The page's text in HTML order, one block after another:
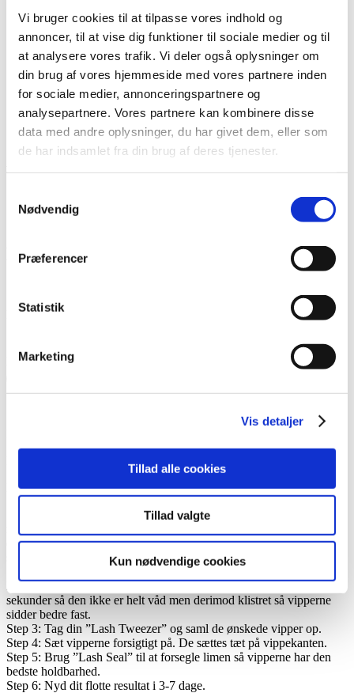
Vi bruger cookies til at tilpasse vores indhold og
annoncer, til at vise dig funktioner til sociale medier og til
at analysere vores trafik. Vi deler også oplysninger om
din brug af vores hjemmeside med vores partnere inden
for sociale medier, annonceringspartnere og
analysepartnere. Vores partnere kan kombinere disse
data med andre oplysninger, du har givet dem, eller som
de har indsamlet fra din brug af deres tjenester.
Nødvendig
Præferencer
Statistik
Marketing
Vis detaljer
Tillad alle cookies
Tillad valgte
Kun nødvendige cookies
Pincetter og Tweezer
Vippe- & Brynfarve
Voks
DIY Lashes
Gavekort
Nedsatte Varer
Showroom
Søg
Vare: DIY Lashes Z005 8mm
DIY Lashes Z005 8mm
På lager
DIY Lashes Z005 8mm antal
Emilie har på billedet (fra venstre mod højre) str. 8, 8, 8 & 8
Manual til LL DIY Lashes
Step 1: Rens dine øjenvipper grundigt og sørg for de er helt renefor
evt. bukke dine øjenvipper med en øjenvippebukker. Find de vipper
som du ønsker at påføre.
Step 2: Påfør ”Lash Bond” på undersiden af dine øverste øjenvipper.
Den skal påføres ca. 0,5-1mm fra vippekanten. Lad den tørre et par
sekunder så den ikke er helt våd men derimod klistret så vipperne
sidder bedre fast.
Step 3: Tag din ”Lash Tweezer” og saml de ønskede vipper op.
Step 4: Sæt vipperne forsigtigt på. De sættes tæt på vippekanten.
Step 5: Brug ”Lash Seal” til at forsegle limen så vipperne har den
bedste holdbarhed.
Step 6: Nyd dit flotte resultat i 3-7 dage.